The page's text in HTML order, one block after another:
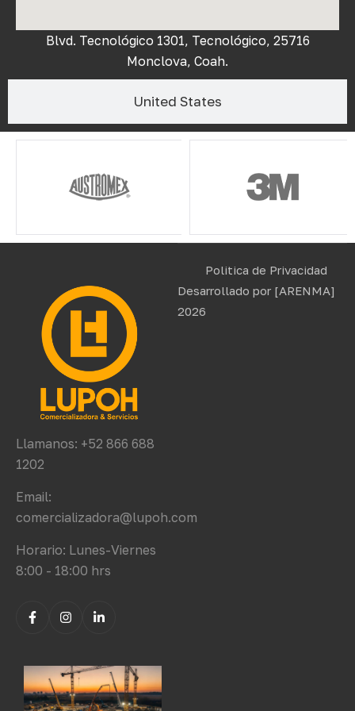
United States
Blvd. Tecnológico 1301, Tecnológico, 25716
Monclova, Coah.
Llamanos: +52 866 688
1202
Email:
comercializadora@lupoh.com
Horario: Lunes-Viernes
8:00 - 18:00 hrs
Politica de Privacidad
Desarrollado por [ARENMA]
2026